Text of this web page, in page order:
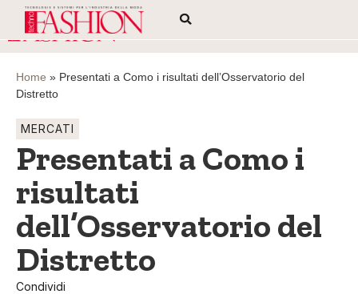
Home » Presentati a Como i risultati dell’Osservatorio del
Distretto
MERCATI
Presentati a Como i
risultati
dell’Osservatorio del
Distretto
Condividi